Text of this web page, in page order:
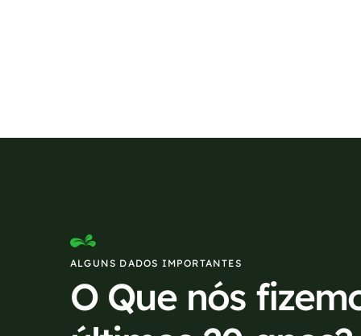
ALGUNS DADOS IMPORTANTES
O Que nós